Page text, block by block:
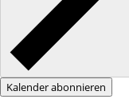
Kalender abonnieren